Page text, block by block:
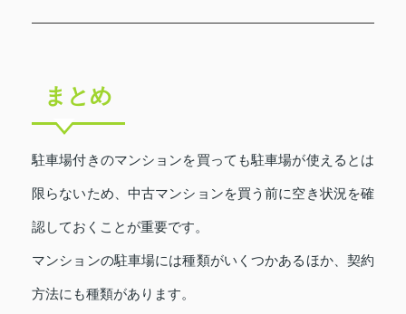
まとめ
駐車場付きのマンションを買っても駐車場が使えるとは
限らないため、中古マンションを買う前に空き状況を確
認しておくことが重要です。
マンションの駐車場には種類がいくつかあるほか、契約
方法にも種類があります。